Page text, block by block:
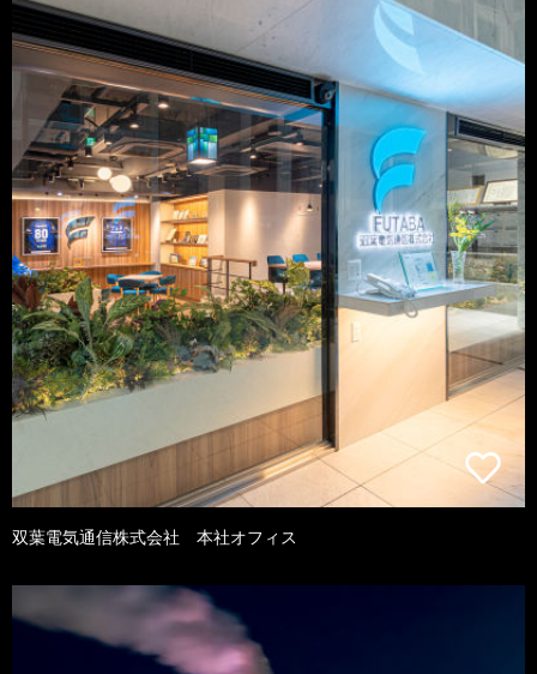
双葉電気通信株式会社 本社オフィス